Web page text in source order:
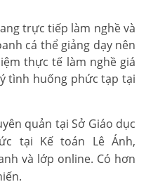
trực tiếp làm nghề và
cá thể giảng dạy nên
thực tế làm nghề giá
tình huống phức tạp tại
quản tại Sở Giáo dục
tại Kế toán Lê Ánh,
và lớp online. Có hơn